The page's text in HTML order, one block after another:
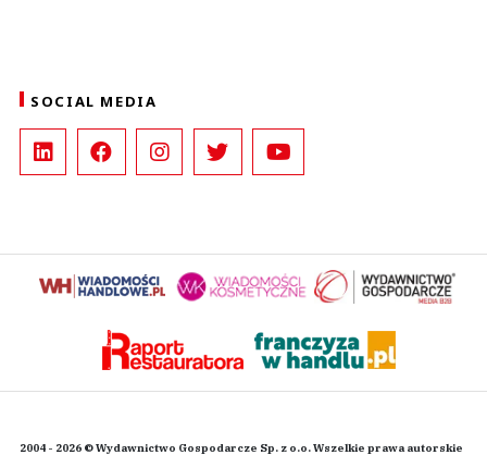
SOCIAL MEDIA
2004 - 2026 © Wydawnictwo Gospodarcze Sp. z o.o. Wszelkie prawa autorskie